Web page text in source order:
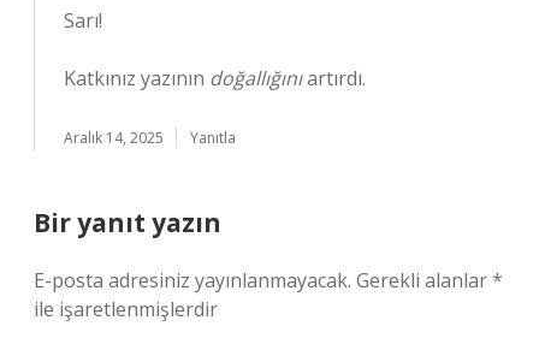
Sarı!
Katkınız yazının doğallığınıartırdı.
Aralık 14, 2025 Yanıtla
Bir yanıt yazın
E-posta adresiniz yayınlanmayacak. Gerekli alanlar*
ile işaretlenmişlerdir